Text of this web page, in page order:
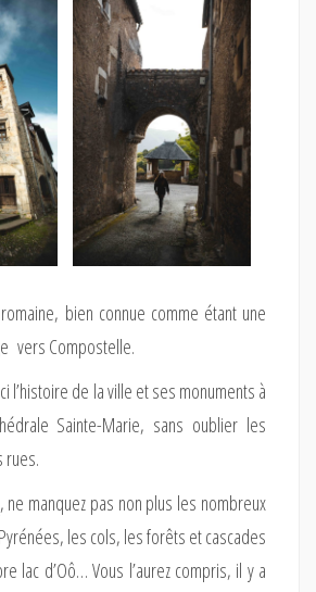
bien connue comme étant une
vers Compostelle.
l’histoire de la ville et ses monuments à
Sainte-Marie, sans oublier les
rues.
, ne manquez pas non plus les nombreux
les cols, les forêts et cascades
lac d’Oô… Vous l’aurez compris, il y a